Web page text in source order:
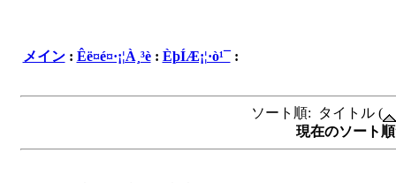
メイン: Êë¤é¤·¡¦À¸³è: ÈþÍÆ¡¦·ò¹¯:
ソート順: タイトル (
現在のソート